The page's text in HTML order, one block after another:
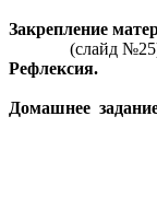
(слайд
Рефлексия.
Домашнее